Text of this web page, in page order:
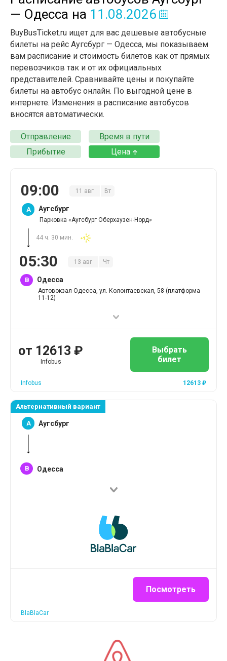
— Одесса на 11.08.2026
BuyBusTicket.ru ищет для вас дешевые автобусные
билеты на рейс Аугсбург — Одесса, мы показываем
вам расписание и стоимость билетов как от прямых
перевозчиков так и от их официальных
представителей. Сравнивайте цены и покупайте
билеты на автобус онлайн. По выгодной цене в
интернете. Изменения в расписание автобусов
вносятся автоматически.
Отправление
Время в пути
Прибытие
Цена
09:00 11 авг Вт
A Аугсбург
Парковка «Аугсбург Оберхаузен-Норд»
44 ч. 30 мин.
05:30 13 авг Чт
B Одесса
Автовокзал Одесса, ул. Колонтаевская, 58 (платформа
11-12)
от 12613 ₽
Infobus
Выбрать
билет
Infobus 12613 ₽
Альтернативный вариант
A Аугсбург
B Одесса
Посмотреть
BlaBlaCar